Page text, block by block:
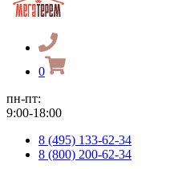
0
пн-пт:
9:00-18:00
8 (495) 133-62-34
8 (800) 200-62-34